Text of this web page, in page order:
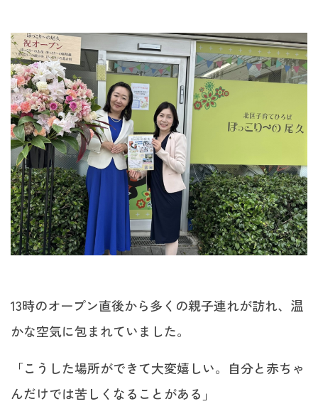
13時のオープン直後から多くの親子連れが訪れ、温
かな空気に包まれていました。
「こうした場所ができて大変嬉しい。自分と赤ちゃ
んだけでは苦しくなることがある」